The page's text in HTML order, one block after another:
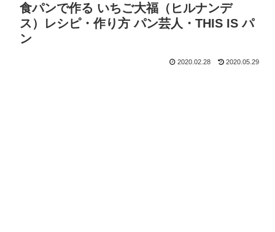
食パンで作る いちご大福（ヒルナンデ
ス）レシピ・作り方 パン芸人・THIS IS パ
ン
2020.02.28 2020.05.29